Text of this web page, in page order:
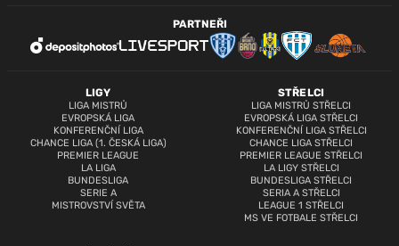
LIGY
LIGA MISTRŮ
EVROPSKÁ LIGA
KONFERENČNÍ LIGA
CHANCE LIGA (1. ČESKÁ LIGA)
PREMIER LEAGUE
LA LIGA
BUNDESLIGA
SERIE A
MISTROVSTVÍ SVĚTA
STŘELCI
LIGA MISTRŮ STŘELCI
EVROPSKÁ LIGA STŘELCI
KONFERENČNÍ LIGA STŘELCI
CHANCE LIGA STŘELCI
PREMIER LEAGUE STŘELCI
LA LIGY STŘELCI
BUNDESLIGA STŘELCI
SERIA A STŘELCI
LEAGUE 1 STŘELCI
MS VE FOTBALE STŘELCI
PARTNEŘI